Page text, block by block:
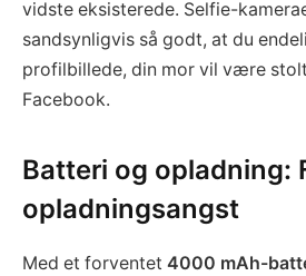
vidste eksisterede. Selfie-
sandsynligvis så godt, at du
profilbillede, din mor vil være
Facebook.
Batteri og opladning:
opladningsangst
Med et forventet 4000 mAh-